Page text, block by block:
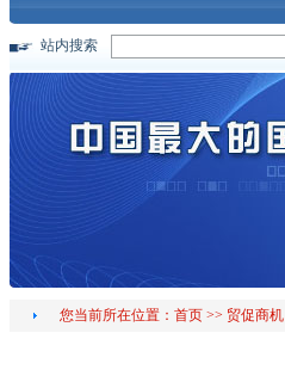
站内搜索
您当前所在位置： 首页>> 贸促商机